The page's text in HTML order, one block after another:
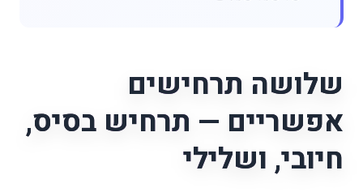
שלושה תרחישים
אפשריים — תרחיש בסיס,
חיובי, ושלילי